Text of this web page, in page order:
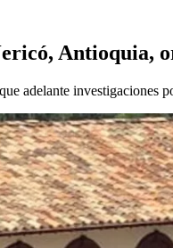
Antioquia,
adelante investigaciones